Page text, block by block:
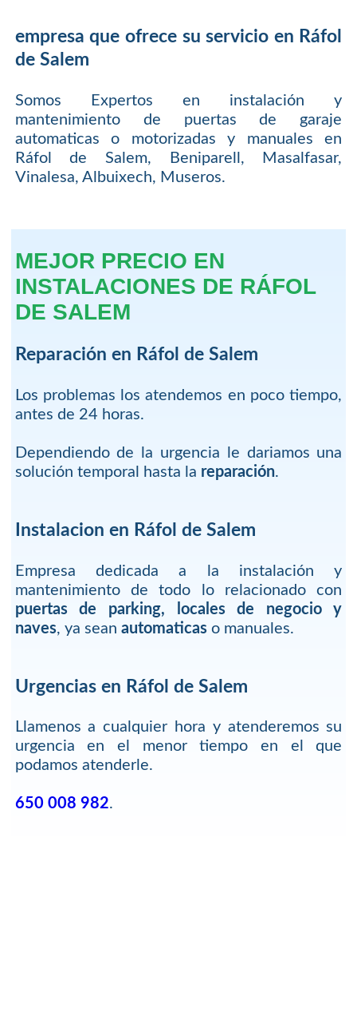
empresa que ofrece su servicio en Ráfol
de Salem
Somos Expertos en instalación y
mantenimiento de puertas de garaje
automaticas o motorizadas y manuales en
Ráfol de Salem, Beniparell, Masalfasar,
Vinalesa, Albuixech, Museros.
MEJOR PRECIO EN
INSTALACIONES DE RÁFOL
DE SALEM
Reparación en Ráfol de Salem
Los problemas los atendemos en poco tiempo,
antes de 24 horas.
Dependiendo de la urgencia le dariamos una
solución temporal hasta la reparación.
Instalacion en Ráfol de Salem
Empresa dedicada a la instalación y
mantenimiento de todo lo relacionado con
puertas de parking, locales de negocio y
naves, ya sean automaticaso manuales.
Urgencias en Ráfol de Salem
Llamenos a cualquier hora y atenderemos su
urgencia en el menor tiempo en el que
podamos atenderle.
650 008 982.